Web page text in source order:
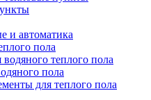
и автоматика
пола
теплого пола
пола
для теплого пола